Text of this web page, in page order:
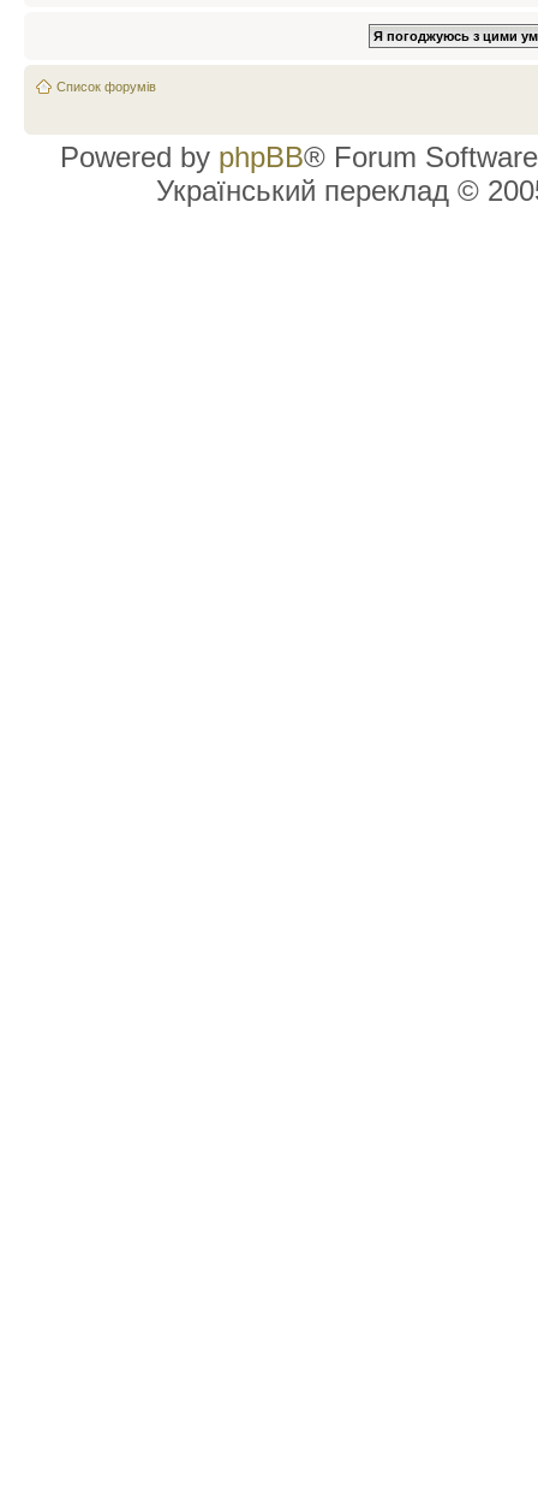
Список форумів
Powered by phpBB® Forum
Український переклад ©